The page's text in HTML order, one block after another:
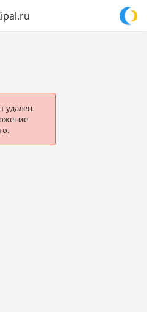
удален.